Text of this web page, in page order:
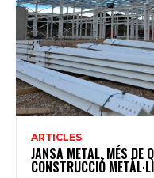
ARTICLES
JANSA METAL, MÉS DE
CONSTRUCCIÓ